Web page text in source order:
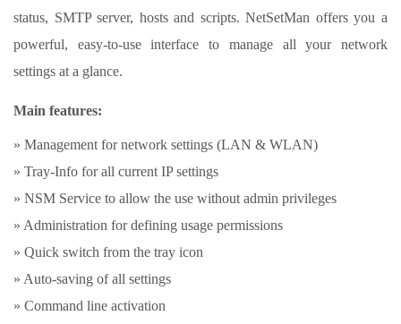
status, SMTP server, hosts and scripts. NetSetMan offers you a
powerful, easy-to-use interface to manage all your network
settings at a glance.
Main features:
» Management for network settings (LAN & WLAN)
» Tray-Info for all current IP settings
» NSM Service to allow the use without admin privileges
» Administration for defining usage permissions
» Quick switch from the tray icon
» Auto-saving of all settings
» Command line activation